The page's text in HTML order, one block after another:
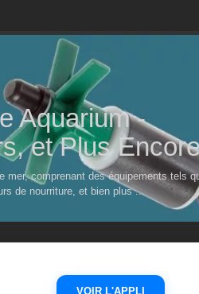
Aquarium -
et Plus
mer, comprenant des équipements tels
de nourriture, et bien plus ...
VOIR L'APPLI